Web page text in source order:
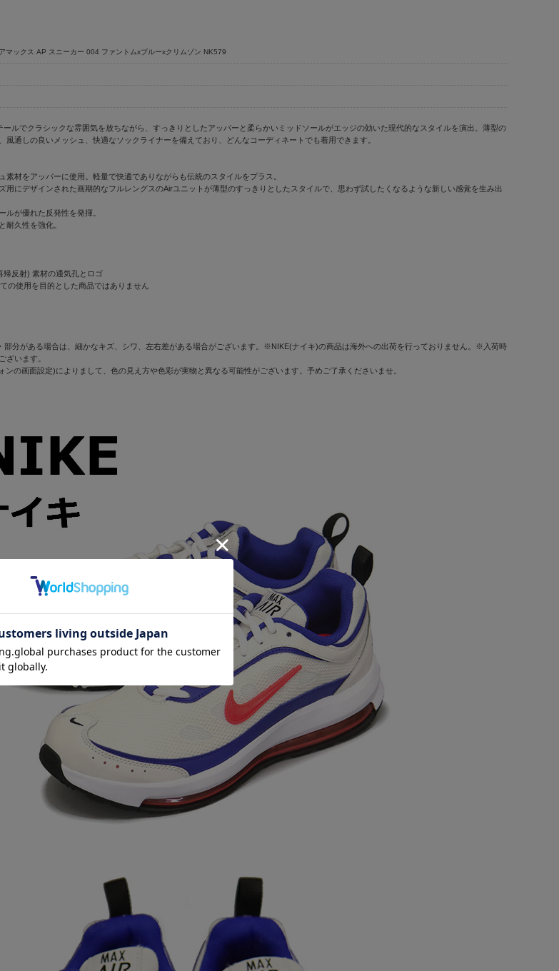
マックス AP スニーカー 004 ファントムxブルーxクリムゾン NK579
ールでクラシックな雰囲気を放ちながら、すっきりとしたアッパーと柔らかいミッドソールがエッジの効いた現代的なスタイルを演出。薄型の
風通しの良いメッシュ、快適なソックライナーを備えており、どんなコーディネートでも着用できます。
素材をアッパーに使用。軽量で快適でありながらも伝統のスタイルをプラス。
用にデザインされた画期的なフルレングスのAirユニットが薄型のすっきりとしたスタイルで、思わず試したくなるような新しい感覚を生み出
ルが優れた反発性を発揮。
耐久性を強化。
帰反射) 素材の通気孔とロゴ
の使用を目的とした商品ではありません
分がある場合は、細かなキズ、シワ、左右差がある場合がございます。※NIKE(ナイキ)の商品は海外への出荷を行っておりません。※入荷時
ざいます。
の画面設定)によりまして、色の見え方や色彩が実物と異なる可能性がございます。予めご了承くださいませ。